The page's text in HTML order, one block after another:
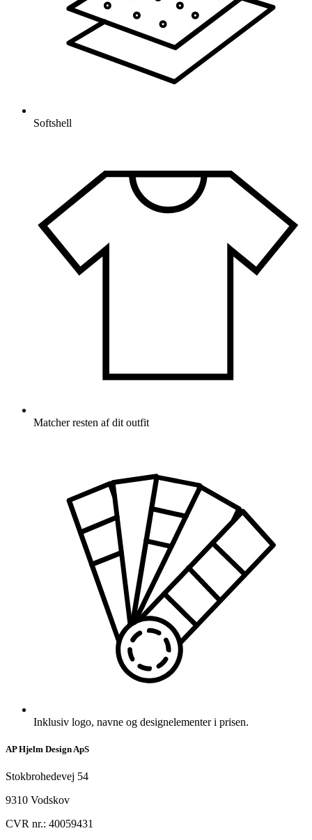
Softshell
Matcher resten af dit outfit
Inklusiv logo, navne og designelementer i prisen.
AP Hjelm Design ApS
Stokbrohedevej 54
9310 Vodskov
CVR nr.: 40059431